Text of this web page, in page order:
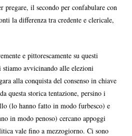
pregare, il secondo per confabulare con
la differenza tra credente e clericale,
e pittorescamente su questi
avvicinando alle elezioni
alla conquista del consenso in chiave
questa storica tentazione, persino i
(lo hanno fatto in modo furbesco) e
in modo penoso) cercano appoggi
vale fino a mezzogiorno. Ci sono